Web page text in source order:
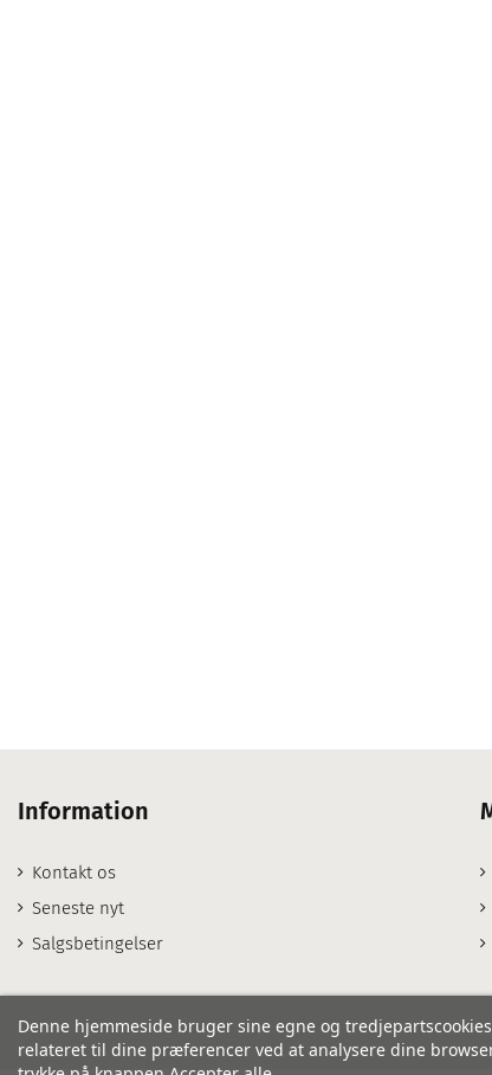
Information
Kontakt os
Seneste nyt
Salgsbetingelser
Denne hjemmeside bruger sine egne og
relateret til dine præferencer ved at analysere dine